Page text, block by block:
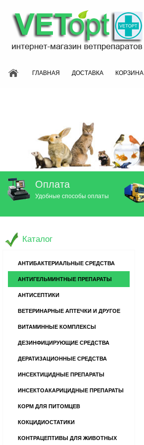
ГЛАВНАЯ ДОСТАВКА КОРЗИНА
Оплата
Удобные способы оплаты
Каталог
АНТИБАКТЕРИАЛЬНЫЕ СРЕДСТВА
АНТИГЕЛЬМИНТНЫЕ ПРЕПАРАТЫ
АНТИСЕПТИКИ
ВЕТЕРИНАРНЫЕ АПТЕЧКИ И ДРУГОЕ
ВИТАМИННЫЕ КОМПЛЕКСЫ
ДЕЗИНФИЦИРУЮЩИЕ СРЕДСТВА
ДЕРАТИЗАЦИОННЫЕ СРЕДСТВА
ИНСЕКТИЦИДНЫЕ ПРЕПАРАТЫ
ИНСЕКТОАКАРИЦИДНЫЕ ПРЕПАРАТЫ
КОРМ ДЛЯ ПИТОМЦЕВ
КОКЦИДИОСТАТИКИ
КОНТРАЦЕПТИВЫ ДЛЯ ЖИВОТНЫХ